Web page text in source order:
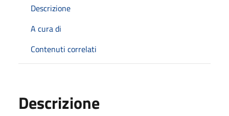
Descrizione
A cura di
Contenuti correlati
Descrizione